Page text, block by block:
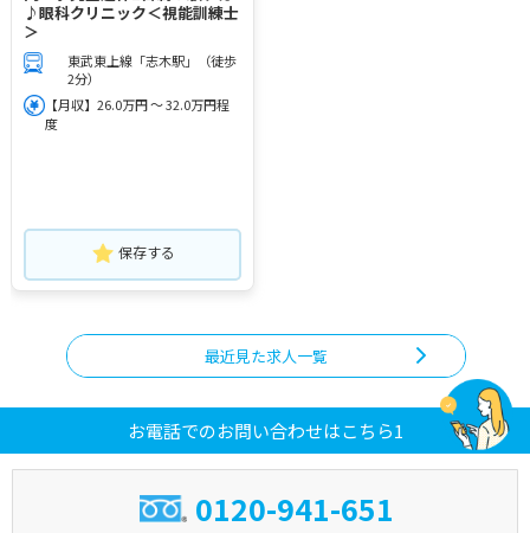
♪眼科クリニック＜視能訓練士
＞
東武東上線「志木駅」（徒歩
2分）
【月収】26.0万円 ～ 32.0万円程
度
保存する
最近見た求人一覧
お電話でのお問い合わせはこちら1
0120-941-651